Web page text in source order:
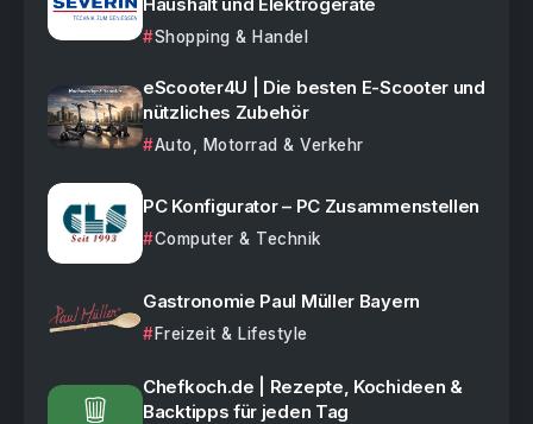
Shopping & Handel
eScooter4U | Die besten E-Scooter und
nützliches Zubehör
Auto, Motorrad & Verkehr
PC Konfigurator – PC Zusammenstellen
Computer & Technik
Gastronomie Paul Müller Bayern
Freizeit & Lifestyle
Chefkoch.de | Rezepte, Kochideen &
Backtipps für jeden Tag